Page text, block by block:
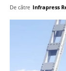
De către Infrapress